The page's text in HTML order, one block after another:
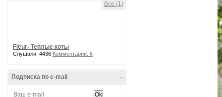
Все (1)
Flёur- Теплые коты
Слушали: 4436 Комментарии: 6
-
Подписка по e-mail